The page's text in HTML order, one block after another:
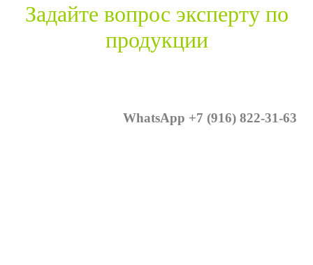
Задайте вопрос эксперту по
продукции
WhatsApp +7 (916) 822-31-63